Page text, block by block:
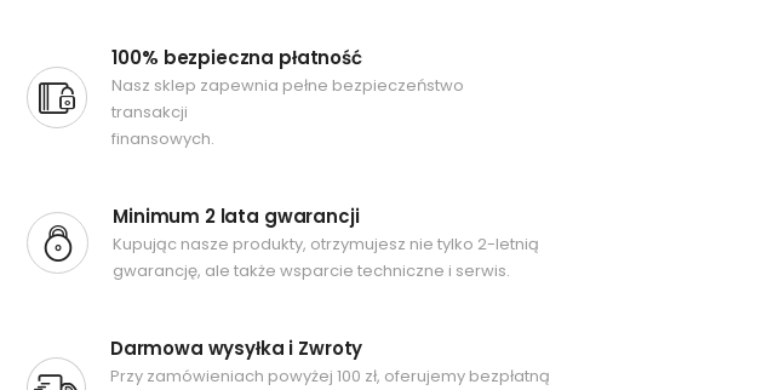
100% bezpieczna płatność
Nasz sklep zapewnia pełne bezpieczeństwo
transakcji
finansowych.
Minimum 2 lata gwarancji
Kupując nasze produkty, otrzymujesz nie tylko 2-letnią
gwarancję, ale także wsparcie techniczne i serwis.
Darmowa wysyłka i Zwroty
Przy zamówieniach powyżej 100 zł, oferujemy bezpłatną